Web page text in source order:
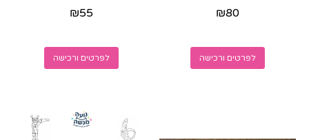
בוואצאפ לאחר...
₪80
לפרטים ורכישה
₪55
לפרטים ורכישה